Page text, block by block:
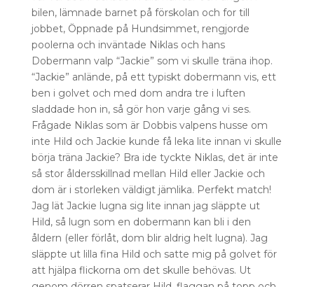
bilen, lämnade barnet på förskolan och for till
jobbet, Öppnade på Hundsimmet, rengjorde
poolerna och inväntade Niklas och hans
Dobermann valp “Jackie” som vi skulle träna ihop.
“Jackie” anlände, på ett typiskt dobermann vis, ett
ben i golvet och med dom andra tre i luften
sladdade hon in, så gör hon varje gång vi ses.
Frågade Niklas som är Dobbis valpens husse om
inte Hild och Jackie kunde få leka lite innan vi skulle
börja träna Jackie? Bra ide tyckte Niklas, det är inte
så stor åldersskillnad mellan Hild eller Jackie och
dom är i storleken väldigt jämlika. Perfekt match!
Jag lät Jackie lugna sig lite innan jag släppte ut
Hild, så lugn som en dobermann kan bli i den
åldern (eller förlåt, dom blir aldrig helt lugna). Jag
släppte ut lilla fina Hild och satte mig på golvet för
att hjälpa flickorna om det skulle behövas. Ut